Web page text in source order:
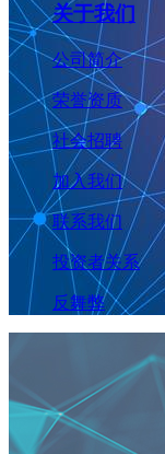
关于我们
公司简介
荣誉资质
社会招聘
加入我们
联系我们
投资者关系
反舞弊